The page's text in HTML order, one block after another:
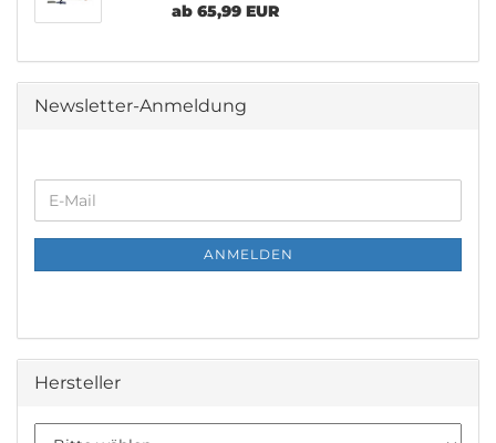
ab 65,99 EUR
Newsletter-Anmeldung
WEITER
ZUR
NEWSLETTER-
E-
Mail
ANMELDEN
Hersteller